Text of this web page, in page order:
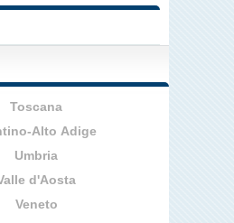
Toscana
Alto Adige
Umbria
d'Aosta
Veneto